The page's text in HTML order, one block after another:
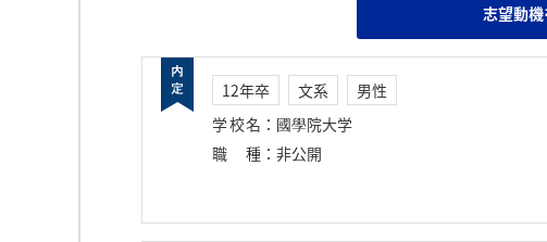
志望動
12年卒 文系
男性
学校名 ： 國學院大学
職種 ： 非公開